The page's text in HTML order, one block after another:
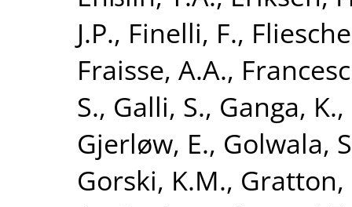
J.P., Finelli, F.,
Fraisse, A.A.,
S., Galli, S., Ganga, K.,
Gjerløw, E., Golwala,
Gorski, K.M., Gratton,